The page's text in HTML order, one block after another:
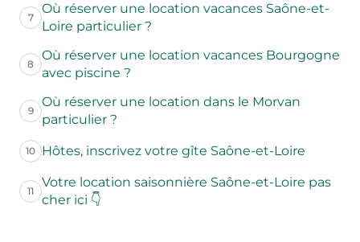
7
Où réserver une location vacances Saône-et-
Loire particulier ?
8
Où réserver une location vacances Bourgogne
avec piscine ?
9
Où réserver une location dans le Morvan
particulier ?
10 Hôtes, inscrivez votre gîte Saône-et-Loire
11
Votre location saisonnière Saône-et-Loire pas
cher ici 👇